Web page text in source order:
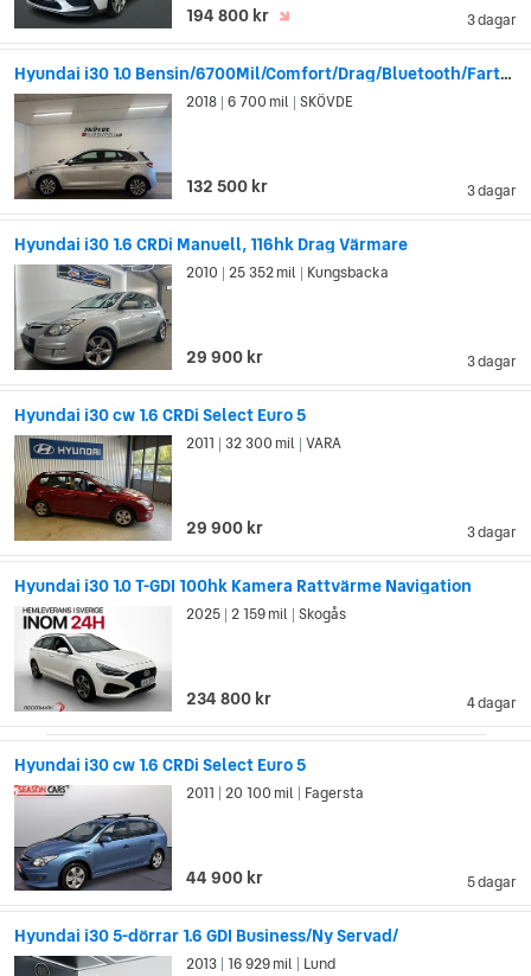
3 dagar
194 800 kr
Hyundai i30 1.0 Bensin/6700Mil/Comfort/Drag/Bluetooth/Farthållare
3 dagar
2018 6 700 mil SKÖVDE
132 500 kr
Hyundai i30 1.6 CRDi Manuell, 116hk Drag Värmare
3 dagar
2010 25 352 mil Kungsbacka
29 900 kr
Hyundai i30 cw 1.6 CRDi Select Euro 5
3 dagar
2011 32 300 mil VARA
29 900 kr
Hyundai i30 1.0 T-GDI 100hk Kamera Rattvärme Navigation
4 dagar
2025 2 159 mil Skogås
234 800 kr
Hyundai i30 cw 1.6 CRDi Select Euro 5
5 dagar
2011 20 100 mil Fagersta
44 900 kr
Hyundai i30 5-dörrar 1.6 GDI Business/Ny Servad/
2013 16 929 mil Lund